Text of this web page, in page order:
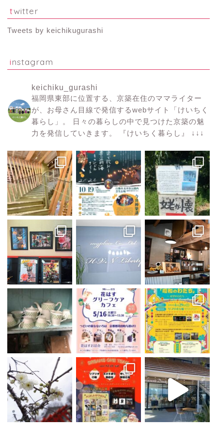
twitter
Tweets by keichikugurashi
instagram
keichiku_gurashi
福岡県東部に位置する、京築在住のママライター
が、お母さん目線で発信するwebサイト「けいちく
暮らし」。
日々の暮らしの中で見つけた京築の魅
力を発信していきます。
『けいちく暮らし』 ↓↓↓